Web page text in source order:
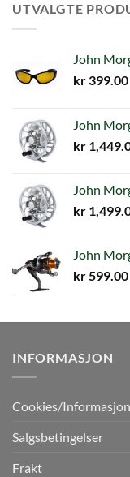
UTVALGTE
John
kr 399.00
John
kr
John
kr
John
kr599.00
INFORMASJON
Cookies/
Salgsbetingelser
Frakt